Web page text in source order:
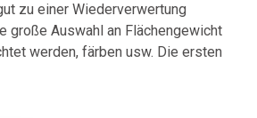
zu einer Wiederverwertung
große Auswahl an Flächengewicht
werden, färben usw. Die ersten